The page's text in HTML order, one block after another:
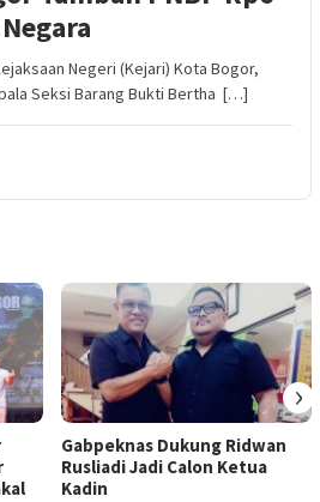
Negeri (Kejari) Kota Bogor,
Seksi Barang Bukti Bertha […]
Gabpeknas Dukung Ridwan
Rusliadi Jadi Calon Ketua
Kadin
›